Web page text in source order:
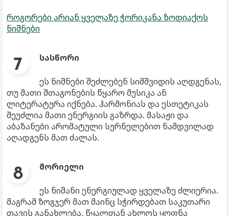
როგორები არიან ყველაზე ჭორიკანა ზოდიაქოს
ნიშნები
სასწორი
ეს ნიშნები შეძლებენ სიმშვიდის აღდგენას,
თუ მათი შთაგონების წყარო მუსიკა ან
ლიტერატურა იქნება. ჰარმონიას და ესთეტიკას
შეუძლია მათი ენერგიის გაზრდა. მასაჟი და
აბაზანები არომატული სურნელებით ნამდვილად
აღადგენს მათ ძალას.
მორიელი
ეს ნიშანი ენერგიულად ყველაზე ძლიერია.
მაგრამ ზოგჯერ მათ მაინც სჭირდებათ საკუთარი
თავის განახლება. წყალთან ახლოს ყოფნა